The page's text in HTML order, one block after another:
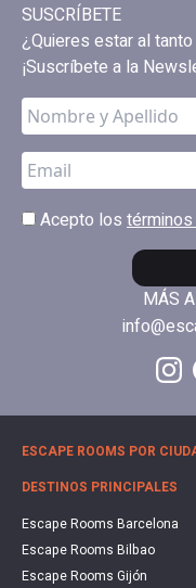
SUSCRÍBETE
¿Quieres estar al
¡Suscríbete a la
Acepto los
MÁS
ESCAPE ROOMS POR
DESTINOS PRINCIPALES
Escape Rooms Barcelona
Escape Rooms Bilbao
Escape Rooms Gijón